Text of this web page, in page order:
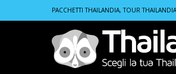
PACCHETTI THAILANDIA, TOUR
Home Locations